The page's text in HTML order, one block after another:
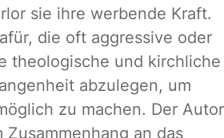
sie ihre werbende Kraft.
die oft aggressive oder
theologische und kirchliche
abzulegen, um
zu machen. Der Autor
an das